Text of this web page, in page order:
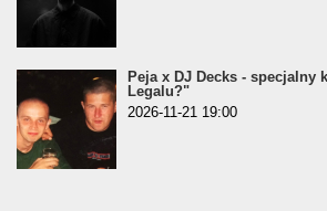
Peja x DJ Decks - specjalny
Legalu?"
2026-11-21 19:00